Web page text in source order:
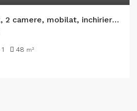
Tomis 3, City Park, 2 camere, mobilat, inchirieri Constanta
1 48 m²